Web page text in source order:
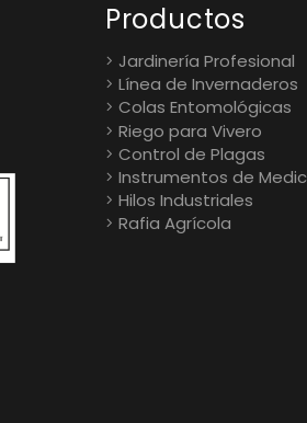
Productos
Jardinería Profesional
Línea de Invernaderos
Colas Entomológicas
Riego para Vivero
Control de Plagas
Instrumentos de
Hilos Industriales
Rafia Agrícola